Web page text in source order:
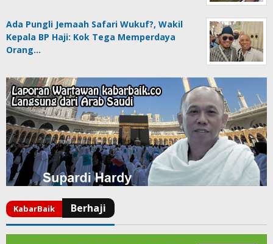
Ada Pungli Jemaah Safari Wukuf?, Wakil
Kepala BP Haji: Kok Tega Memperdaya
Orang…